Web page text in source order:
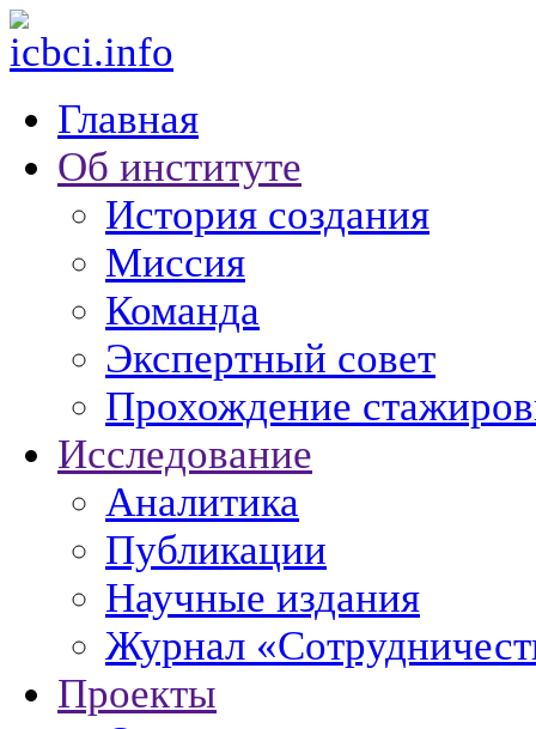
Главная
Об институте
История создания
Миссия
Команда
Экспертный совет
Прохождение
Исследование
Аналитика
Публикации
Научные издания
Журнал
Проекты